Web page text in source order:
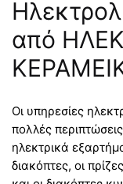
από
Οι υπηρεσίες
πολλές
ηλεκτρικά
διακόπτες, οι